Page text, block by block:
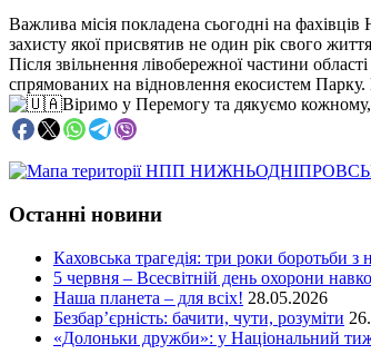
Важлива місія покладена сьогодні на
захисту якої присвятив не один рік свого
Після звільнення лівобережної частини
спрямованих на відновлення екосистем
Віримо у Перемогу та дякуємо
Останні новини
Каховська трагедія: три роки боротьби з
5 червня – Всесвітній день охорони
Наша планета – для всіх! 28.05.2026
Безбар’єрність: бачити, чути, розуміти
«Долоньки дружби»: у Національний